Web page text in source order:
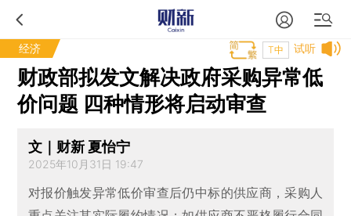
经济 试听
T中
财政部拟发文解决政府采购异常低
价问题 四种情形将启动审查
文｜财新 夏怡宁
2025年10月31日 19:47
对报价触发异常低价审查后仍中标的供应商，采购人